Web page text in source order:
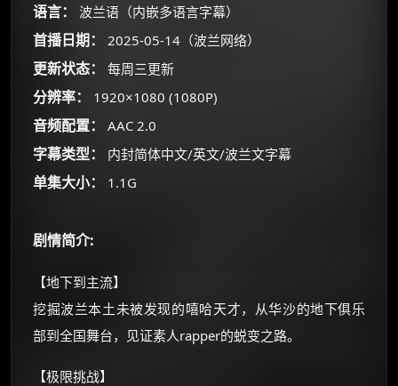
语言： 波兰语（内嵌多语言字幕）
首播日期： 2025-05-14（波兰网络）
更新状态： 每周三更新
分辨率： 1920×1080 (1080P)
音频配置： AAC 2.0
字幕类型： 内封简体中文/英文/波兰文字幕
单集大小： 1.1G
剧情简介:
【地下到主流】
挖掘波兰本土未被发现的嘻哈天才，从华沙的地下俱乐
部到全国舞台，见证素人rapper的蜕变之路。
【极限挑战】
🧧 福利领取站
☕
朋友们辛苦了 💦
你需要的各种会员，都可低价购买！
优惠券、活动红包，每日可领。
⚡ 前往【大淘客】领红包